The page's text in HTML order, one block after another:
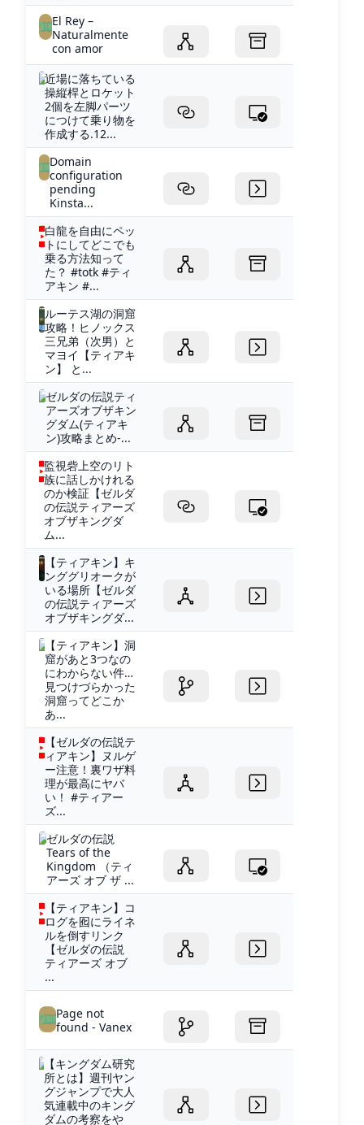
El Rey –
Naturalmente
con amor
近場に落ちている
操縦桿とロケット
2個を左脚パーツ
につけて乗り物を
作成する.12...
Domain
configuration
pending
Kinsta...
白龍を自由にペッ
トにしてどこでも
乗る方法知って
た？ #totk #ティ
アキン #...
ルーテス湖の洞窟
攻略！ヒノックス
三兄弟（次男）と
マヨイ【ティアキ
ン】 と...
ゼルダの伝説ティ
アーズオブザキン
グダム(ティアキ
ン)攻略まとめ-...
監視砦上空のリト
族に話しかけれる
のか検証【ゼルダ
の伝説ティアーズ
オブザキングダ
ム...
【ティアキン】キ
ンググリオークが
いる場所【ゼルダ
の伝説ティアーズ
オブザキングダ...
【ティアキン】洞
窟があと3つなの
にわからない件…
見つけづらかった
洞窟ってどこか
あ...
【ゼルダの伝説テ
ィアキン】ヌルゲ
ー注意！裏ワザ料
理が最高にヤバ
い！ #ティアー
ズ...
ゼルダの伝説
Tears of the
Kingdom （ティ
アーズ オブ ザ ...
【ティアキン】コ
ログを囮にライネ
ルを倒すリンク
【ゼルダの伝説
ティアーズ オブ
...
Page not
found - Vanex
【キングダム研究
所とは】週刊ヤン
グジャンプで大人
気連載中のキング
ダムの考察をや